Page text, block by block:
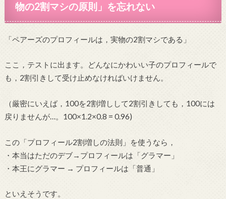
物の2割マシの原則」を忘れない
「ペアーズのプロフィールは，実物の2割マシである」
ここ，テストに出ます。どんなにかわいい子のプロフィールで
も，2割引きして受け止めなければいけません。
（厳密にいえば，100を2割増しして2割引きしても，100には
戻りませんが…。100×1.2×0.8 = 0.96)
この「プロフィール2割増しの法則」を使うなら，
・本当はただのデブ→プロフィールは「グラマー」
・本王にグラマー → プロフィールは「普通」
といえそうです。